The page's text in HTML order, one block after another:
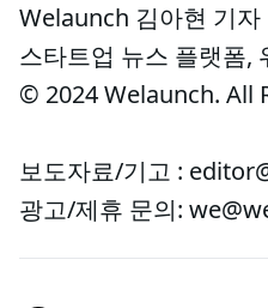
Welaunch 김아현 기자
스타트업 뉴스 플랫폼,
© 2024 Welaunch. All
보도자료/기고 :
광고/제휴 문의: